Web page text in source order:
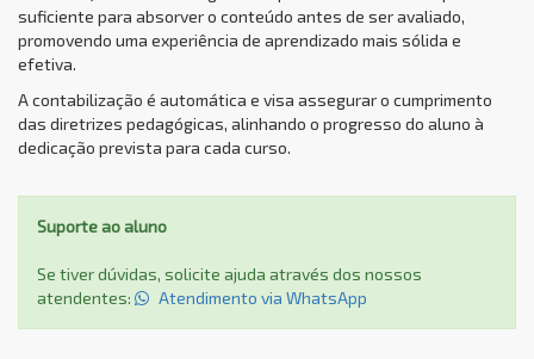
suficiente para absorver o conteúdo antes de ser avaliado,
promovendo uma experiência de aprendizado mais sólida e
efetiva.
A contabilização é automática e visa assegurar o cumprimento
das diretrizes pedagógicas, alinhando o progresso do aluno à
dedicação prevista para cada curso.
Suporte ao aluno
Se tiver dúvidas, solicite ajuda através dos nossos
atendentes:
Atendimento via WhatsApp